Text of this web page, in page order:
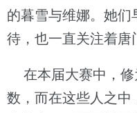
的暮雪与维娜。她
待，也一直关注着唐
在本届大赛中，修
数，而在这些人之中